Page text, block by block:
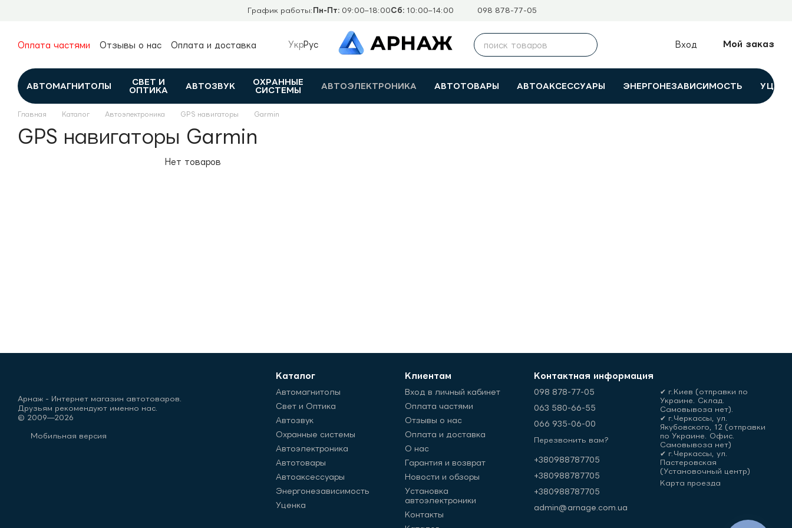
График работы: Пн-Пт:09:00–18:00Сб:10:00–14:00 098 878-77-05
Оплата частями Отзывы о нас
Оплата и доставка
Контакты
Каталог
УкрРус Вход Мой заказ
АВТОМАГНИТОЛЫ
СВЕТ И
ОПТИКА
АВТОЗВУК
ОХРАННЫЕ
СИСТЕМЫ
АВТОЭЛЕКТРОНИКА АВТОТОВАРЫ АВТОАКСЕССУАРЫ ЭНЕРГОНЕЗАВИСИМОСТЬ
Главная Каталог Автоэлектроника GPS навигаторы Garmin
GPS навигаторы Garmin
Нет товаров
Арнаж - Интернет магазин автотоваров.
Друзьям рекомендуют именно нас.
© 2009—2026
Мобильная версия
Каталог
Автомагнитолы
Свет и Оптика
Автозвук
Охранные системы
Автоэлектроника
Автотовары
Автоаксессуары
Энергонезависимость
Уценка
Клиентам
Вход в личный кабинет
Оплата частями
Отзывы о нас
Оплата и доставка
О нас
Гарантия и возврат
Новости и обзоры
Установка
автоэлектроники
Контакты
Контактная информация
098 878-77-05
063 580-66-55
066 935-06-00
Перезвонить вам?
+380988787705
+380988787705
+380988787705
admin@arnage.com.ua
✔ г.Киев (отправки по
Украине. Склад.
Самовывоза нет).
✔ г.Черкассы, ул.
Якубовского, 12 (отправки
по Украине. Офис.
Самовывоза нет)
✔ г.Черкассы, ул.
Пастеровская
(Установочный центр)
Карта проезда